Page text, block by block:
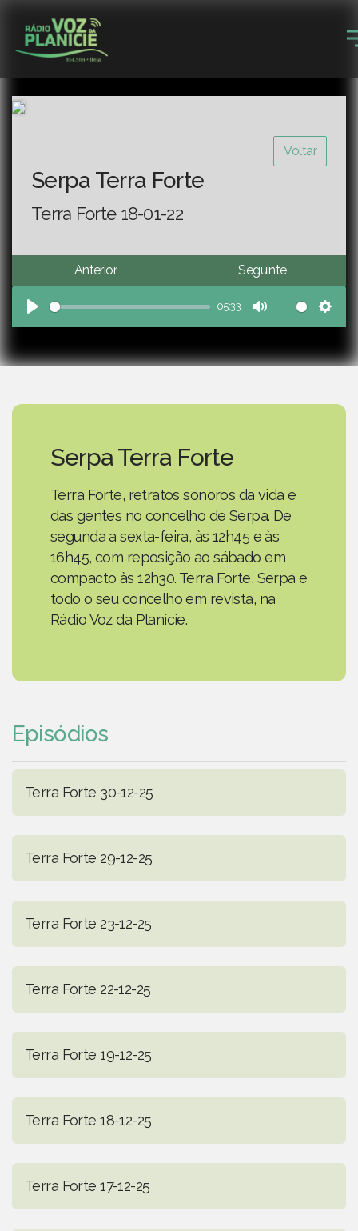
Voltar
Serpa Terra Forte
Terra Forte 18-01-22
Anterior Seguinte
Play
05:33
Mute
Serpa Terra Forte
Terra Forte, retratos sonoros da vida e
das gentes no concelho de Serpa. De
segunda a sexta-feira, às 12h45 e às
16h45, com reposição ao sábado em
compacto às 12h30. Terra Forte, Serpa e
todo o seu concelho em revista, na
Rádio Voz da Planície.
Episódios
Terra Forte 30-12-25
Terra Forte 29-12-25
Terra Forte 23-12-25
Terra Forte 22-12-25
Terra Forte 19-12-25
Terra Forte 18-12-25
Terra Forte 17-12-25